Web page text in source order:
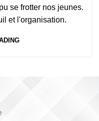
se frotter nos jeunes.
et l'organisation.